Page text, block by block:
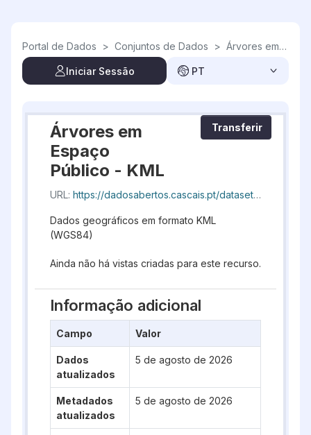
Portal de Dados > Conjuntos de Dados > Árvores em Espaço Público
Iniciar Sessão PT
Transferir
Árvores em
Espaço
Público - KML
URL: https://dadosabertos.cascais.pt/dataset/08f1aebc-4692-4a23-9c5b-22197a27982e/resource/0de84430-acde-4124-a60f-d1d343a0e802/download/geocascais-arvore_20260805_193540.kml
Dados geográficos em formato KML
(WGS84)
Ainda não há vistas criadas para este recurso.
Informação adicional
Campo Valor
Dados
atualizados
5 de agosto de 2026
Metadados
atualizados
5 de agosto de 2026